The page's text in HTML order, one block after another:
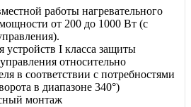
работы нагревательного
от 200 до 1000 Вт (с
устройств I классa защиты
относительно
в соответствии с потребностями
в диапазоне 340°)
монтаж